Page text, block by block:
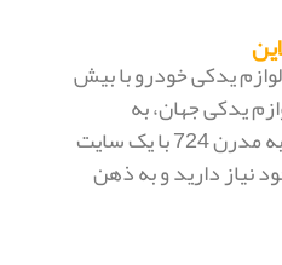
لوازم یدکی خودرو با بیش
یدکی جهان، به
بزرگ‌ترین فروشگاه اینترنتی ایران تبدیل شود. به محض ورود به مدرن 724 با یک سایت
نیاز دارید و به ذهن